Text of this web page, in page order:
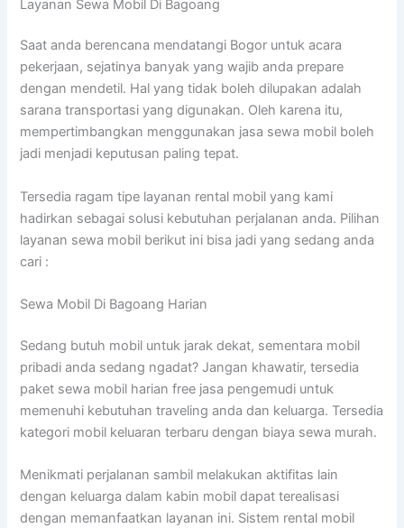
Layanan Sewa Mobil Di Bagoang
Saat anda berencana mendatangi Bogor untuk acara
pekerjaan, sejatinya banyak yang wajib anda prepare
dengan mendetil. Hal yang tidak boleh dilupakan adalah
sarana transportasi yang digunakan. Oleh karena itu,
mempertimbangkan menggunakan jasa sewa mobil boleh
jadi menjadi keputusan paling tepat.
Tersedia ragam tipe layanan rental mobil yang kami
hadirkan sebagai solusi kebutuhan perjalanan anda. Pilihan
layanan sewa mobil berikut ini bisa jadi yang sedang anda
cari :
Sewa Mobil Di Bagoang Harian
Sedang butuh mobil untuk jarak dekat, sementara mobil
pribadi anda sedang ngadat? Jangan khawatir, tersedia
paket sewa mobil harian free jasa pengemudi untuk
memenuhi kebutuhan traveling anda dan keluarga. Tersedia
kategori mobil keluaran terbaru dengan biaya sewa murah.
Menikmati perjalanan sambil melakukan aktifitas lain
dengan keluarga dalam kabin mobil dapat terealisasi
dengan memanfaatkan layanan ini. Sistem rental mobil